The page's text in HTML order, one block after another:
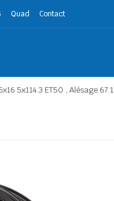
Quad Contact
5x114.3 ET50 , Alésage 67.1